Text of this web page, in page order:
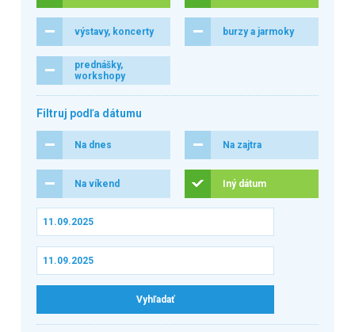
výstavy, koncerty burzy a jarmoky
prednášky,
workshopy
Filtruj podľa dátumu
Na dnes Na zajtra
Na víkend Iný dátum